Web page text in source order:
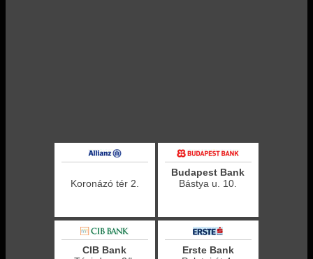
Koronázó tér 2.
Budapest Bank
Bástya u. 10.
CIB Bank
Erste Bank